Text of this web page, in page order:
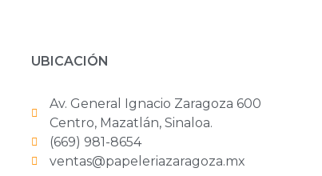
UBICACIÓN
Av. General Ignacio Zaragoza 600
Centro, Mazatlán, Sinaloa.
(669) 981-8654
ventas@papeleriazaragoza.mx